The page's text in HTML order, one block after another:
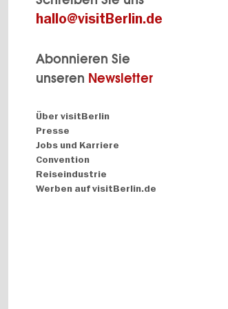
hallo@visitBerlin.de
Abonnieren Sie
unseren Newsletter
Navigation:
About
Über visitBerlin
Presse
Jobs und Karriere
Convention
Reiseindustrie
Werben auf visitBerlin.de